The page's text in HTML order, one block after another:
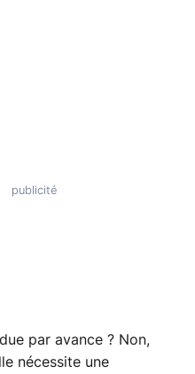
par avance ? Non,
nécessite une